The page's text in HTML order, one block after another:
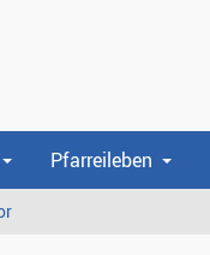
Pfarreileben